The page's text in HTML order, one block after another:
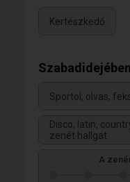
Kertészkedő
Szabadidejében
Sportol, olvas,
Disco, latin,
zenét hallgat
A